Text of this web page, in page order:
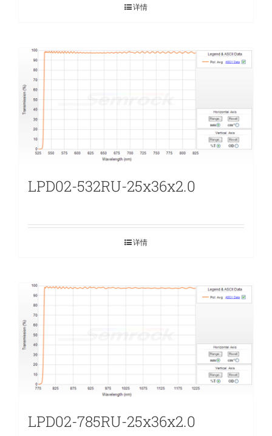
详情
LPD02-532RU-25x36x2.0
详情
LPD02-785RU-25x36x2.0